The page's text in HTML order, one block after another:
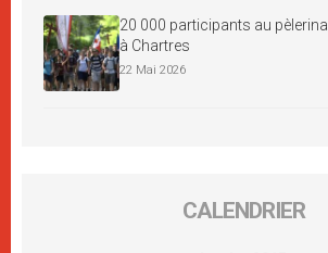
20 000 participants au
à Chartres
22 Mai 2026
CALENDRIER